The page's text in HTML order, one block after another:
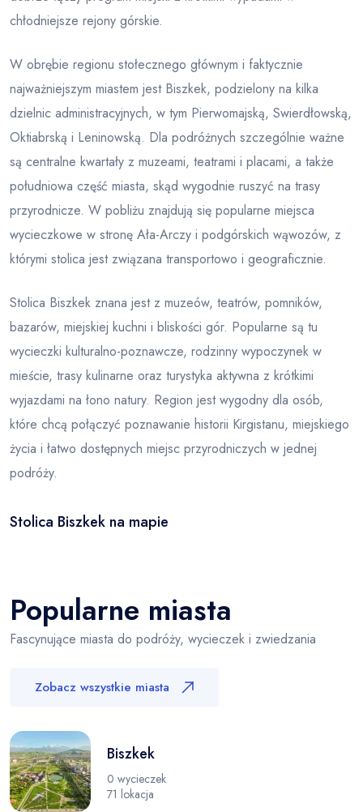
chłodniejsze rejony górskie.
W obrębie regionu stołecznego głównym i faktycznie
najważniejszym miastem jest Biszkek, podzielony na kilka
dzielnic administracyjnych, w tym Pierwomajską, Swierdłowską,
Oktiabrską i Leninowską. Dla podróżnych szczególnie ważne
są centralne kwartały z muzeami, teatrami i placami, a także
południowa część miasta, skąd wygodnie ruszyć na trasy
przyrodnicze. W pobliżu znajdują się popularne miejsca
wycieczkowe w stronę Ała-Arczy i podgórskich wąwozów, z
którymi stolica jest związana transportowo i geograficznie.
Stolica Biszkek znana jest z muzeów, teatrów, pomników,
bazarów, miejskiej kuchni i bliskości gór. Popularne są tu
wycieczki kulturalno-poznawcze, rodzinny wypoczynek w
mieście, trasy kulinarne oraz turystyka aktywna z krótkimi
wyjazdami na łono natury. Region jest wygodny dla osób,
które chcą połączyć poznawanie historii Kirgistanu, miejskiego
życia i łatwo dostępnych miejsc przyrodniczych w jednej
podróży.
Stolica Biszkek na mapie
Popularne miasta
Fascynujące miasta do podróży, wycieczek i zwiedzania
Zobacz wszystkie miasta
Biszkek
0 wycieczek
71 lokacja